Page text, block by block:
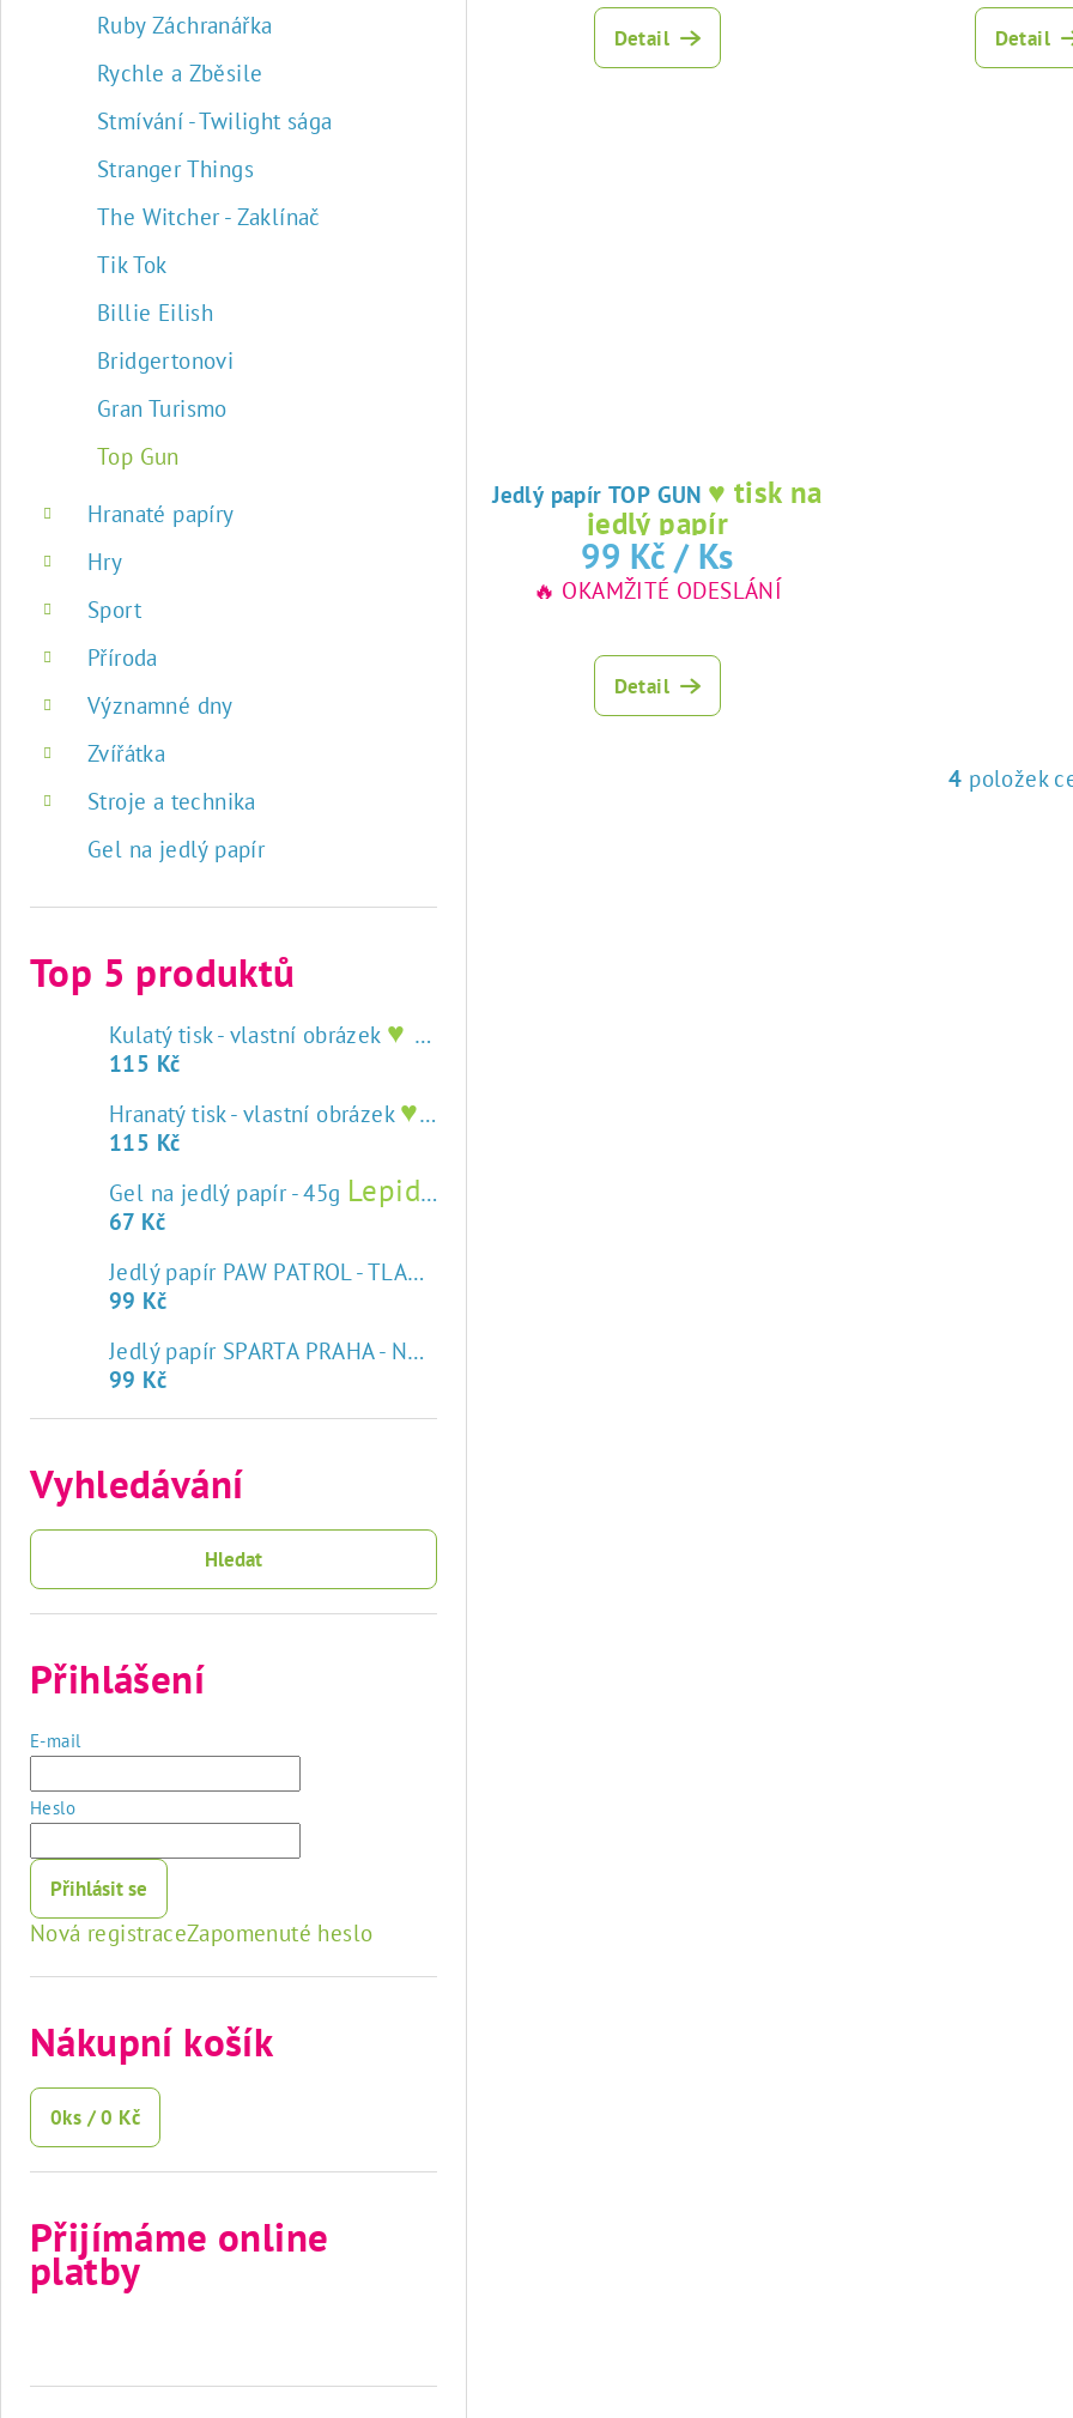
Ruby Záchranářka
Rychle a Zběsile
Stmívání - Twilight sága
Stranger Things
The Witcher - Zaklínač
Tik Tok
Billie Eilish
Bridgertonovi
Gran Turismo
Top Gun
Hranaté papíry
Hry
Sport
Příroda
Významné dny
Zvířátka
Stroje a technika
Gel na jedlý papír
Top 5 produktů
Kulatý tisk - vlastní obrázek ♥ tisk na jedlý papír
115 Kč
Hranatý tisk - vlastní obrázek ♥ tisk na jedlý papír
115 Kč
Gel na jedlý papír - 45g Lepidlo na jedlý papír
67 Kč
Jedlý papír PAW PATROL - TLAPKOVÁ PATROLA
99 Kč
Jedlý papír SPARTA PRAHA - NOVÝ ZNAK
99 Kč
Vyhledávání
Hledat
Přihlášení
E-mail
Heslo
Přihlásit se
Nová registraceZapomenuté heslo
Nákupní košík
0ks /0 Kč
Přijímáme online
platby
Detail Detail
Jedlý papír TOP GUN ♥ tisk na
jedlý papír
99 Kč / Ks
🔥 OKAMŽITÉ ODESLÁNÍ
Detail
O
4 položek